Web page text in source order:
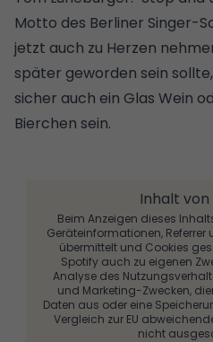
Motto des Berliner Singer-
jetzt auch zu Herzen
später geworden sein
sicher auch ein Glas Wein
Bierchen sein.
Inhalt
Beim Anzeigen dieses
Geräteinformationen,
übermittelt und Cookies
Spotify auch zu eigenen
Analyse des
und Marketing-Zwecken,
Daten aus oder eine
Vergleich zur EU
nicht